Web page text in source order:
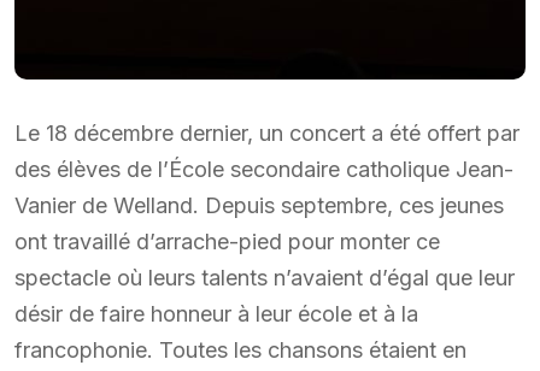
Le 18 décembre dernier, un concert a été offert par
des élèves de l’École secondaire catholique Jean-
Vanier de Welland. Depuis septembre, ces jeunes
ont travaillé d’arrache-pied pour monter ce
spectacle où leurs talents n’avaient d’égal que leur
désir de faire honneur à leur école et à la
francophonie. Toutes les chansons étaient en